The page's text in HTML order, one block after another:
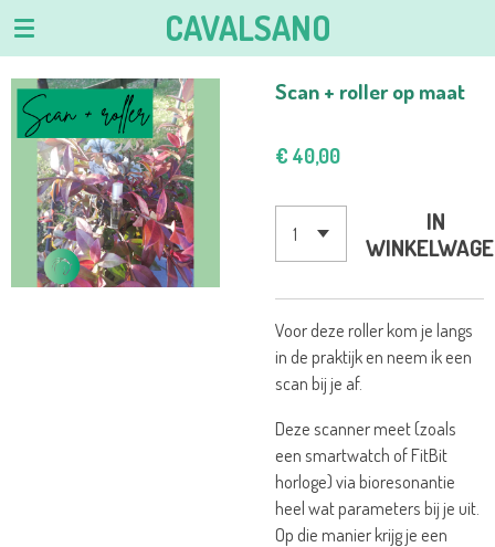
Ga
naar
de
hoofdinhoud
CAVALSANO
Scan + roller op maat
€ 40,00
IN
Voor deze roller kom je langs
in de praktijk en neem ik een
scan bij je af.
Deze scanner meet (zoals
een smartwatch of FitBit
horloge) via bioresonantie
heel wat parameters bij je uit.
Op die manier krijg je een